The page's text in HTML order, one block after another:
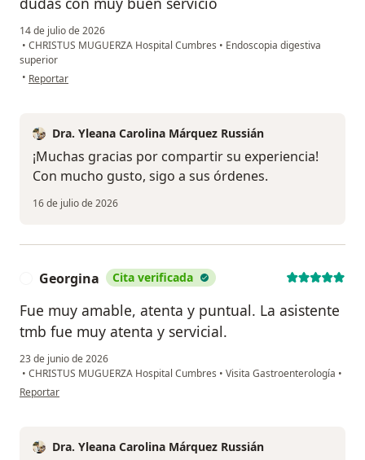
14 de julio de 2026
• CHRISTUS MUGUERZA Hospital Cumbres • Endoscopia digestiva
superior
• en opinión del usuario Sg
Reportar
Dra. Yleana Carolina Márquez Russián
¡Muchas gracias por compartir su experiencia!
Con mucho gusto, sigo a sus órdenes.
16 de julio de 2026
Georgina Cita verificada
Fue muy amable, atenta y puntual. La asistente
tmb fue muy atenta y servicial.
23 de junio de 2026
• CHRISTUS MUGUERZA Hospital Cumbres • Visita Gastroenterología •
en opinión del usuario Georgina
Reportar
Dra. Yleana Carolina Márquez Russián